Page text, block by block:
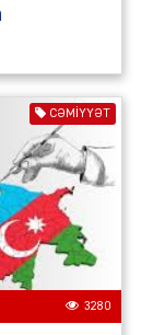
CƏMIYYƏT
3280